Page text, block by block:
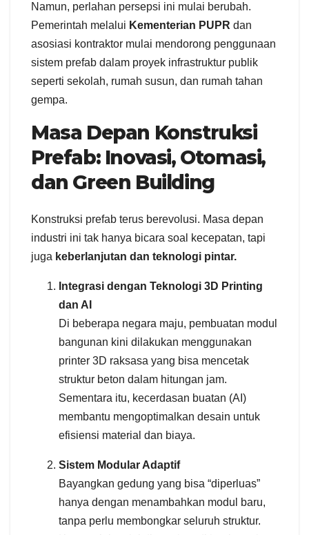
Namun, perlahan persepsi ini mulai berubah.
Pemerintah melalui Kementerian PUPR dan
asosiasi kontraktor mulai mendorong penggunaan
sistem prefab dalam proyek infrastruktur publik
seperti sekolah, rumah susun, dan rumah tahan
gempa.
Masa Depan Konstruksi
Prefab: Inovasi, Otomasi,
dan Green Building
Konstruksi prefab terus berevolusi. Masa depan
industri ini tak hanya bicara soal kecepatan, tapi
juga keberlanjutan dan teknologi pintar.
Integrasi dengan Teknologi 3D Printing
dan AI
Di beberapa negara maju, pembuatan modul
bangunan kini dilakukan menggunakan
printer 3D raksasa yang bisa mencetak
struktur beton dalam hitungan jam.
Sementara itu, kecerdasan buatan (AI)
membantu mengoptimalkan desain untuk
efisiensi material dan biaya.
Sistem Modular Adaptif
Bayangkan gedung yang bisa “diperluas”
hanya dengan menambahkan modul baru,
tanpa perlu membongkar seluruh struktur.